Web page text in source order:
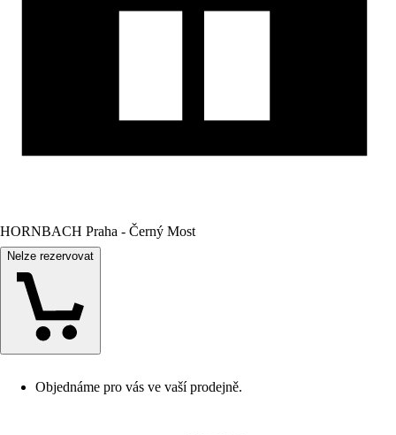
HORNBACH Praha - Černý Most
Nelze rezervovat
Objednáme pro vás ve vaší prodejně.